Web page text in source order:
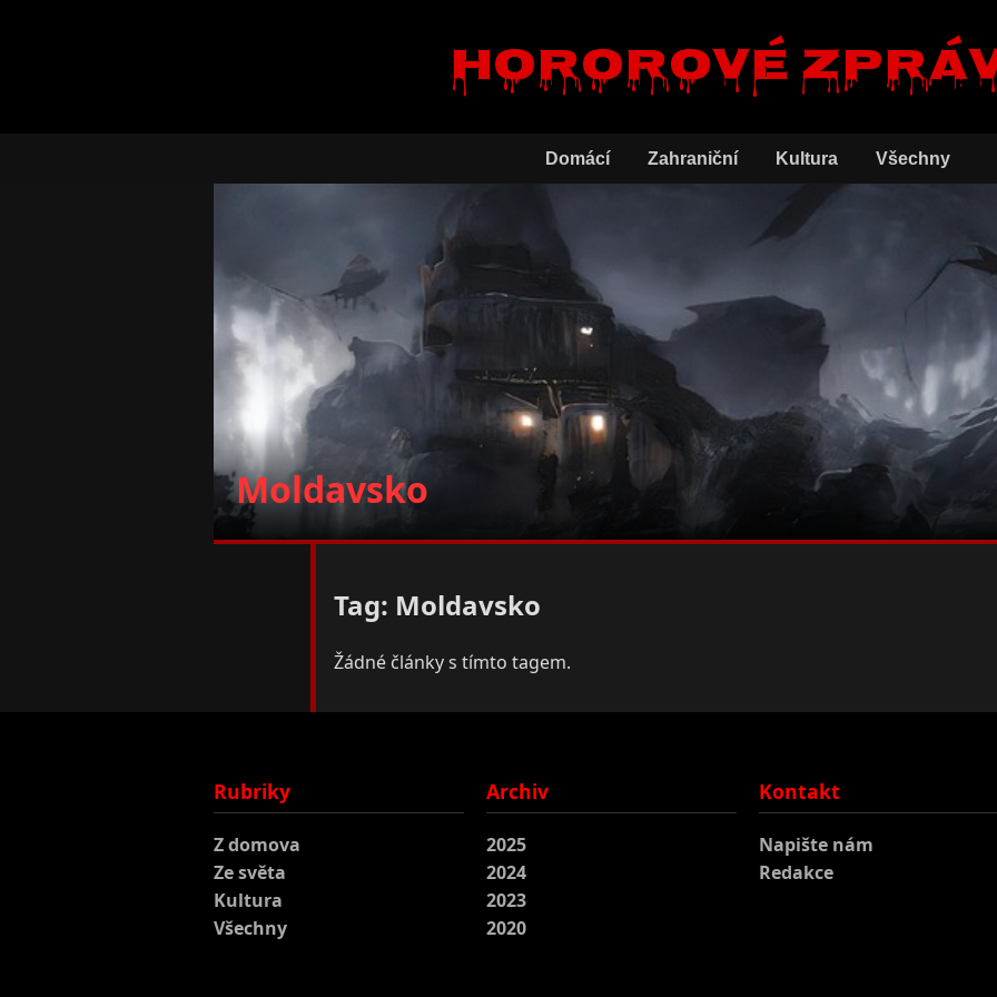
Hororové
Domácí Zahraniční Kultura Všechny
Moldavsko
Tag: Moldavsko
Žádné články s tímto tagem.
Rubriky
Z domova
Ze světa
Kultura
Všechny
Archiv
2025
2024
2023
2020
Kontakt
Napište nám
Redakce